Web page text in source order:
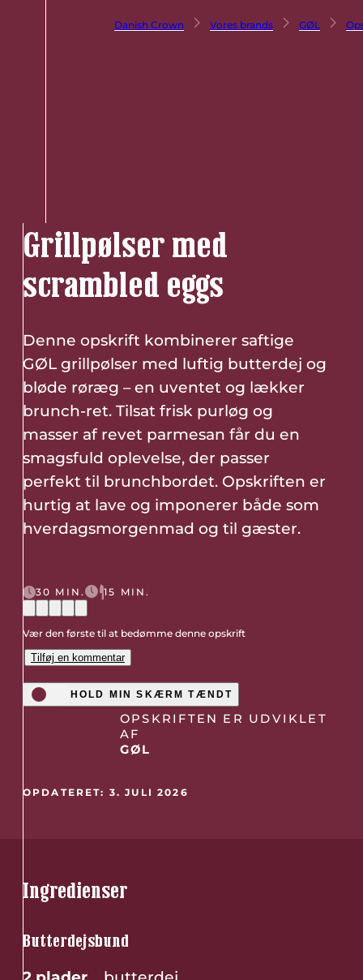
Danish Crown Vores brands GØL
Grillpølser med
scrambled eggs
Denne opskrift kombinerer saftige
GØL grillpølser med luftig butterdej og
bløde røræg – en uventet og lækker
brunch-ret. Tilsat frisk purløg og
masser af revet parmesan får du en
smagsfuld oplevelse, der passer
perfekt til brunchbordet. Opskriften er
hurtig at lave og imponerer både som
hverdagsmorgenmad og til gæster.
30 MIN. 15 MIN.
Vær den første til at bedømme denne opskrift
Tilføj en kommentar
HOLD MIN SKÆRM TÆNDT
OPSKRIFTEN ER UDVIKLET
AF
GØL
OPDATERET: 3. JULI 2026
Ingredienser
Butterdejsbund